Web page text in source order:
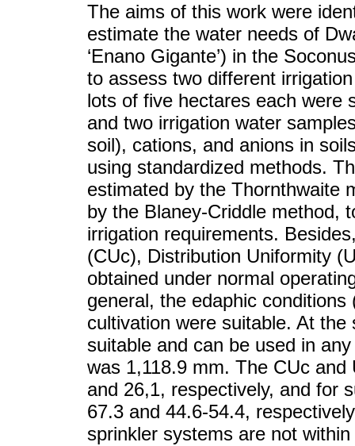
The aims of this work were
estimate the water needs of
‘Enano Gigante’) in the
to assess two different
lots of five hectares each were
and two irrigation water
soil), cations, and anions in
using standardized methods.
estimated by the Thornthwaite
by the Blaney-Criddle method,
irrigation requirements.
(CUc), Distribution Uniformity
obtained under normal
general, the edaphic
cultivation were suitable. At
suitable and can be used in
was 1,118.9 mm. The CUc
and 26,1, respectively, and for
67.3 and 44.6-54.4,
sprinkler systems are not